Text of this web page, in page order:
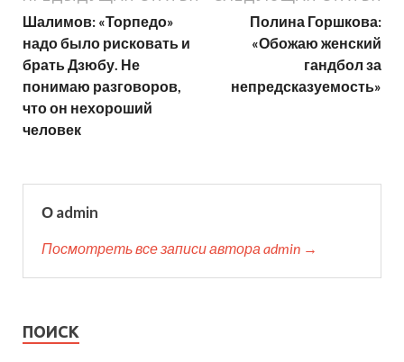
Шалимов: «Торпедо»
надо было рисковать и
брать Дзюбу. Не
понимаю разговоров,
что он нехороший
человек
Полина Горшкова:
«Обожаю женский
гандбол за
непредсказуемость»
О admin
Посмотреть все записи автора admin →
ПОИСК